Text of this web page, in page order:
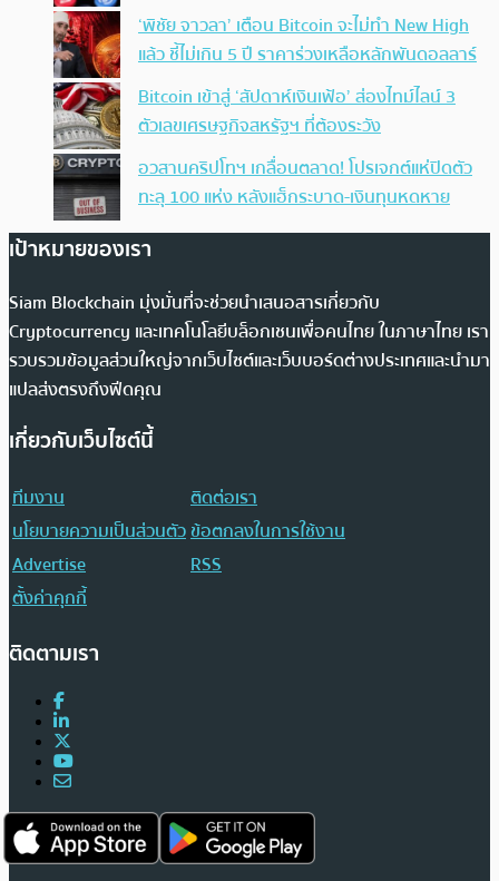
‘พิชัย จาวลา’ เตือน Bitcoin จะไม่ทำ New High
แล้ว ชี้ไม่เกิน 5 ปี ราคาร่วงเหลือหลักพันดอลลาร์
Bitcoin เข้าสู่ ‘สัปดาห์เงินเฟ้อ’ ส่องไทม์ไลน์ 3
ตัวเลขเศรษฐกิจสหรัฐฯ ที่ต้องระวัง
อวสานคริปโทฯ เกลื่อนตลาด! โปรเจกต์แห่ปิดตัว
ทะลุ 100 แห่ง หลังแฮ็กระบาด-เงินทุนหดหาย
เป้าหมายของเรา
Siam Blockchain มุ่งมั่นที่จะช่วยนำเสนอสารเกี่ยวกับ
Cryptocurrency และเทคโนโลยีบล็อกเชนเพื่อคนไทย ในภาษาไทย เรา
รวบรวมข้อมูลส่วนใหญ่จากเว็บไซต์และเว็บบอร์ดต่างประเทศและนำมา
แปลส่งตรงถึงฟีดคุณ
เกี่ยวกับเว็บไซต์นี้
ทีมงาน
ติดต่อเรา
นโยบายความเป็นส่วนตัวข้อตกลงในการใช้งาน
Advertise
RSS
ตั้งค่าคุกกี้
ติดตามเรา